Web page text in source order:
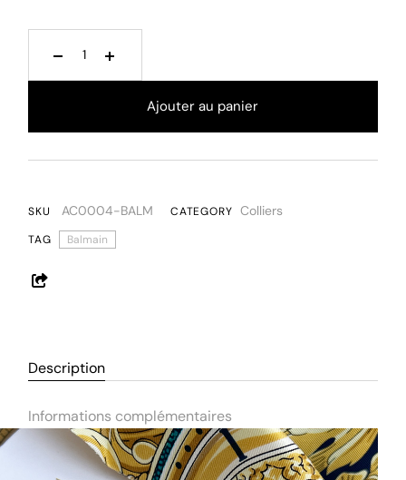
Ajouter au panier
SKU AC0004-BALM CATEGORY Colliers
TAG Balmain
Description
Informations complémentaires